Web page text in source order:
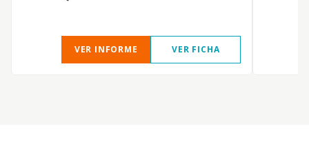
VER INFORME VER FICHA